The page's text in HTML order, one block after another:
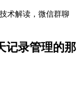
术解读，微信群聊
记录管理的那